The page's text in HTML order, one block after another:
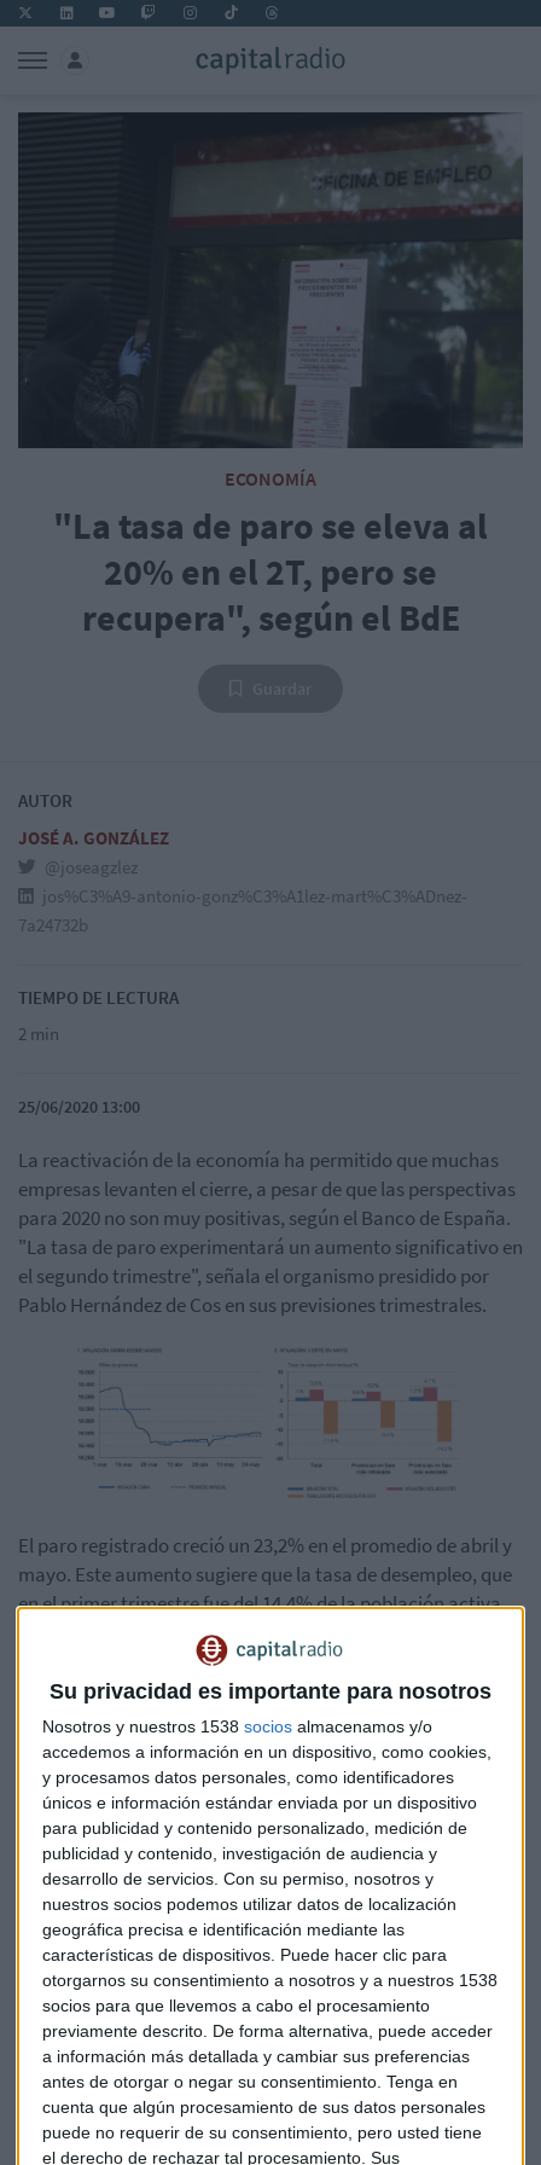
Su privacidad es importante para nosotros
Nosotros y nuestros 1538 socios almacenamos y/o
accedemos a información en un dispositivo, como cookies,
y procesamos datos personales, como identificadores
únicos e información estándar enviada por un dispositivo
para publicidad y contenido personalizado, medición de
publicidad y contenido, investigación de audiencia y
desarrollo de servicios. Con su permiso, nosotros y
nuestros socios podemos utilizar datos de localización
geográfica precisa e identificación mediante las
características de dispositivos. Puede hacer clic para
otorgarnos su consentimiento a nosotros y a nuestros 1538
socios para que llevemos a cabo el procesamiento
previamente descrito. De forma alternativa, puede acceder
a información más detallada y cambiar sus preferencias
antes de otorgar o negar su consentimiento. Tenga en
cuenta que algún procesamiento de sus datos personales
puede no requerir de su consentimiento, pero usted tiene
el derecho de rechazar tal procesamiento. Sus
ECONOMÍA
"La tasa de paro se eleva al
20% en el 2T, pero se
recupera", según el BdE
AUTOR
JOSÉ A. GONZÁLEZ
@joseagzlez
jos%C3%A9-antonio-gonz%C3%A1lez-mart%C3%ADnez-
7a24732b
TIEMPO DE LECTURA
2 min
25/06/2020 13:00
La reactivación de la economía ha permitido que muchas
empresas levanten el cierre, a pesar de que las perspectivas
para 2020 no son muy positivas, según el Banco de España.
"La tasa de paro experimentará un aumento significativo en
el segundo trimestre", señala el organismo presidido por
Pablo Hernández de Cos en sus previsiones trimestrales.
El paro registrado creció un 23,2% en el promedio de abril y
mayo. Este aumento sugiere que la tasa de desempleo, que
en el primer trimestre fue del 14,4% de la población activa,
según la EPA, podría acercarse al 20% en el segundo.
En este sentido, recuerda el Banco de España, "los
trabajadores en situación de ERTE no se consideran, en
aplicación de los criterios estadísticos europeos, como
desempleados, en la medida en que mantienen una
vinculación con su empresa".
ERTEs disparados
A finales de mes casi 3 millones de trabajadores (el 21,3% de
los asalariados) estaban afectados por un ERTE, lo que
implica un descenso del 11,5% respecto a las cifras referidas
al último día laborable de abril.
La disminución obedeció a la evolución de los ERTE por
fuerza mayor (que se redujeron un –14,9%, lo que supone
casi 460.000 trabajadores).
"Una parte de ese retroceso pudo explicarse quizás por su